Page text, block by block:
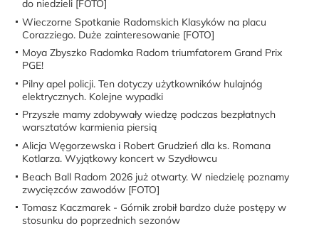
do niedzieli [FOTO]
Wieczorne Spotkanie Radomskich Klasyków na placu
Corazziego. Duże zainteresowanie [FOTO]
Moya Zbyszko Radomka Radom triumfatorem Grand Prix
PGE!
Pilny apel policji. Ten dotyczy użytkowników hulajnóg
elektrycznych. Kolejne wypadki
Przyszłe mamy zdobywały wiedzę podczas bezpłatnych
warsztatów karmienia piersią
Alicja Węgorzewska i Robert Grudzień dla ks. Romana
Kotlarza. Wyjątkowy koncert w Szydłowcu
Beach Ball Radom 2026 już otwarty. W niedzielę poznamy
zwycięzców zawodów [FOTO]
Tomasz Kaczmarek - Górnik zrobił bardzo duże postępy w
stosunku do poprzednich sezonów